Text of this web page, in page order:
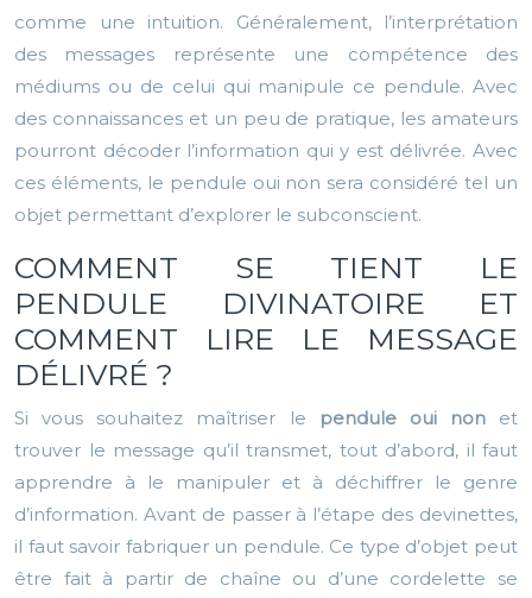
comme une intuition. Généralement, l’interprétation
des messages représente une compétence des
médiums ou de celui qui manipule ce pendule. Avec
des connaissances et un peu de pratique, les amateurs
pourront décoder l’information qui y est délivrée. Avec
ces éléments, le pendule oui non sera considéré tel un
objet permettant d’explorer le subconscient.
COMMENT SE TIENT LE
PENDULE DIVINATOIRE ET
COMMENT LIRE LE MESSAGE
DÉLIVRÉ ?
Si vous souhaitez maîtriser le pendule oui nonet
trouver le message qu’il transmet, tout d’abord, il faut
apprendre à le manipuler et à déchiffrer le genre
d’information. Avant de passer à l’étape des devinettes,
il faut savoir fabriquer un pendule. Ce type d’objet peut
être fait à partir de chaîne ou d’une cordelette se